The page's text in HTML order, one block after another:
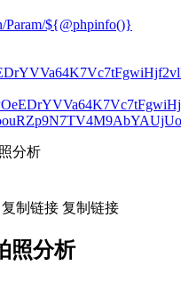
Param/${@phpinfo()}
分析
复制链接 复制链接
照分析